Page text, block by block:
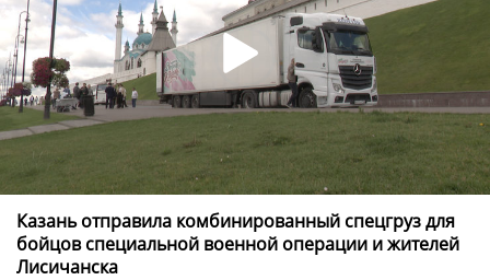
TT
Казань отправила комбинированный спецгруз для
бойцов специальной военной операции и жителей
Лисичанска